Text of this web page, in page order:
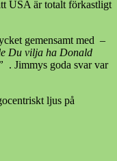
USA är totalt förkastligt
gemensamt med –
Du vilja ha Donald
. Jimmys goda svar var
ljus på